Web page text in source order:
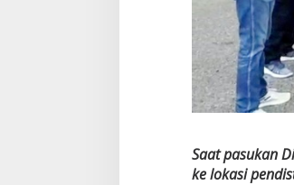
b
g
.
Saat pasukan
ke lokasi